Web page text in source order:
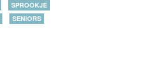
SPROOKJE
SENIORS